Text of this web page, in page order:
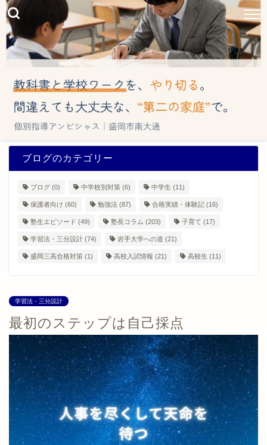
ブログのカテゴリー
ブログ (0) 中学校別対策 (6) 中学生 (11)
保護者向け (60) 勉強法 (87) 合格実績・体験記 (16)
塾生エピソード (49) 塾長コラム (203) 子育て (17)
学習法・三分設計 (74) 岩手大学への道 (21)
盛岡三高合格対策 (1) 高校入試情報 (21) 高校生 (11)
学習法・三分設計
最初のステップは自己採点